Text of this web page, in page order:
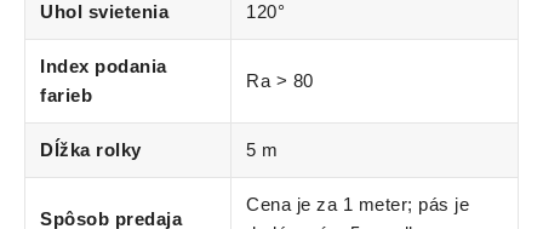
Uhol svietenia 120°
Index podania
farieb
Ra > 80
Dĺžka rolky 5 m
Spôsob predaja
Cena je za 1 meter; pás je